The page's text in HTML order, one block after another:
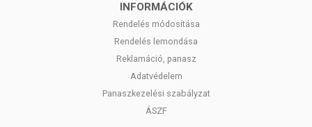
INFORMÁCIÓK
Rendelés módosítása
Rendelés lemondása
Reklamáció, panasz
Adatvédelem
Panaszkezelési szabályzat
ÁSZF